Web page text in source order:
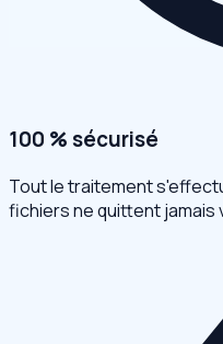
100 % sécurisé
Tout le traitement
fichiers ne quittent jamais